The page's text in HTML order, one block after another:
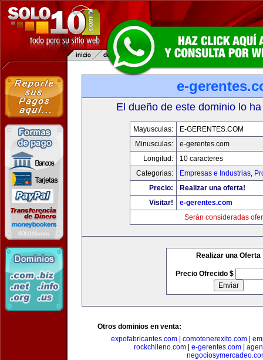
e-
El dueño de este dominio lo
Mayusculas:
E-GERENTES.COM
Minusculas:
e-gerentes.com
Longitud:
10 caracteres
Categorias:
Empresas e Industrias,
Precio:
Realizar una oferta!
Visitar!
e-gerentes.com
Serán consideradas
Realizar una Oferta
Precio Ofrecido $
Otros dominios en venta:
expofabricantes.com| comotenerexito.com|
rockchileno.com| e-gerentes.com|